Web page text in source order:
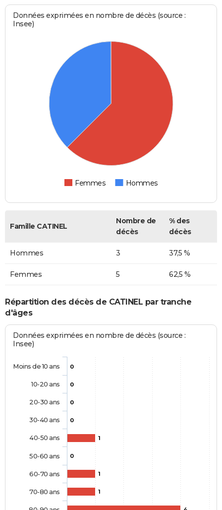
Données exprimées en nombre de décès (source :
Insee)
Femmes Hommes
Famille CATINEL
Nombre de
décès
% des
décès
Hommes 3 37,5 %
Femmes 5 62,5 %
Répartition des décès de CATINEL par tranche
d'âges
Données exprimées en nombre de décès (source :
Insee)
0
0
0
0
1
0
1
1
Moins de 10 ans
10-20 ans
20-30 ans
30-40 ans
40-50 ans
50-60 ans
60-70 ans
70-80 ans